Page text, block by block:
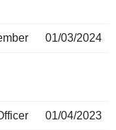
01/03/2024
01/04/2023